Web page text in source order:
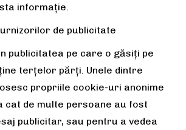
informație.
de publicitate
publicitatea pe care o găsiți pe
terțelor părți. Unele dintre
propriile cookie-uri anonime
cat de multe persoane au fost
publicitar, sau pentru a vedea